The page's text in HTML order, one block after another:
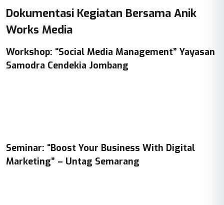
Dokumentasi Kegiatan Bersama Anik
Works Media
Workshop: “Social Media Management” Yayasan
Samodra Cendekia Jombang
Seminar: “Boost Your Business With Digital
Marketing” – Untag Semarang